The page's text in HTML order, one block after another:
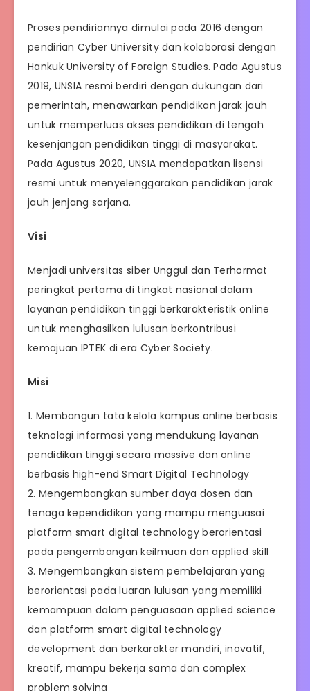
Proses pendiriannya dimulai pada 2016 dengan
pendirian Cyber University dan kolaborasi dengan
Hankuk University of Foreign Studies. Pada Agustus
2019, UNSIA resmi berdiri dengan dukungan dari
pemerintah, menawarkan pendidikan jarak jauh
untuk memperluas akses pendidikan di tengah
kesenjangan pendidikan tinggi di masyarakat.
Pada Agustus 2020, UNSIA mendapatkan lisensi
resmi untuk menyelenggarakan pendidikan jarak
jauh jenjang sarjana.
Visi
Menjadi universitas siber Unggul dan Terhormat
peringkat pertama di tingkat nasional dalam
layanan pendidikan tinggi berkarakteristik online
untuk menghasilkan lulusan berkontribusi
kemajuan IPTEK di era Cyber Society.
Misi
1. Membangun tata kelola kampus online berbasis
teknologi informasi yang mendukung layanan
pendidikan tinggi secara massive dan online
berbasis high-end Smart Digital Technology
2. Mengembangkan sumber daya dosen dan
tenaga kependidikan yang mampu menguasai
platform smart digital technology berorientasi
pada pengembangan keilmuan dan applied skill
3. Mengembangkan sistem pembelajaran yang
berorientasi pada luaran lulusan yang memiliki
kemampuan dalam penguasaan applied science
dan platform smart digital technology
development dan berkarakter mandiri, inovatif,
kreatif, mampu bekerja sama dan complex
problem solving